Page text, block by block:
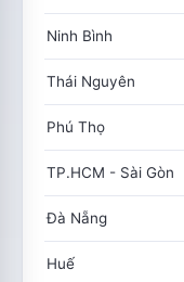
Ninh Bình
Thái Nguyên
Phú Thọ
TP.HCM - Sài Gòn
Đà Nẵng
Huế